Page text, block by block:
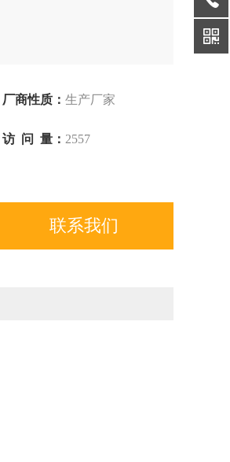
厂商性质： 生产厂家
访 问 量： 2557
联系我们